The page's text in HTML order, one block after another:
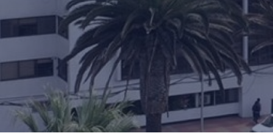
Programas y Convenios
modo claro